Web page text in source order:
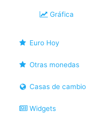
Gráfica
Euro Hoy
Otras monedas
Casas de cambio
Widgets